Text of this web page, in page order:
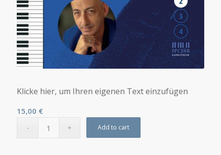
Klicke hier, um Ihren eigenen Text einzufügen
15,00 €
Add to cart